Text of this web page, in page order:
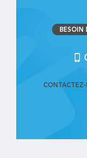
BESOIN